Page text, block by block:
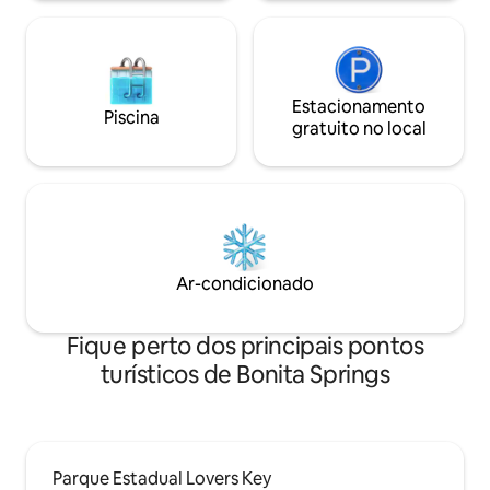
Piscina
Estacionamento
gratuito no local
Ar-condicionado
Fique perto dos principais pontos
turísticos de Bonita Springs
Parque Estadual Lovers Key